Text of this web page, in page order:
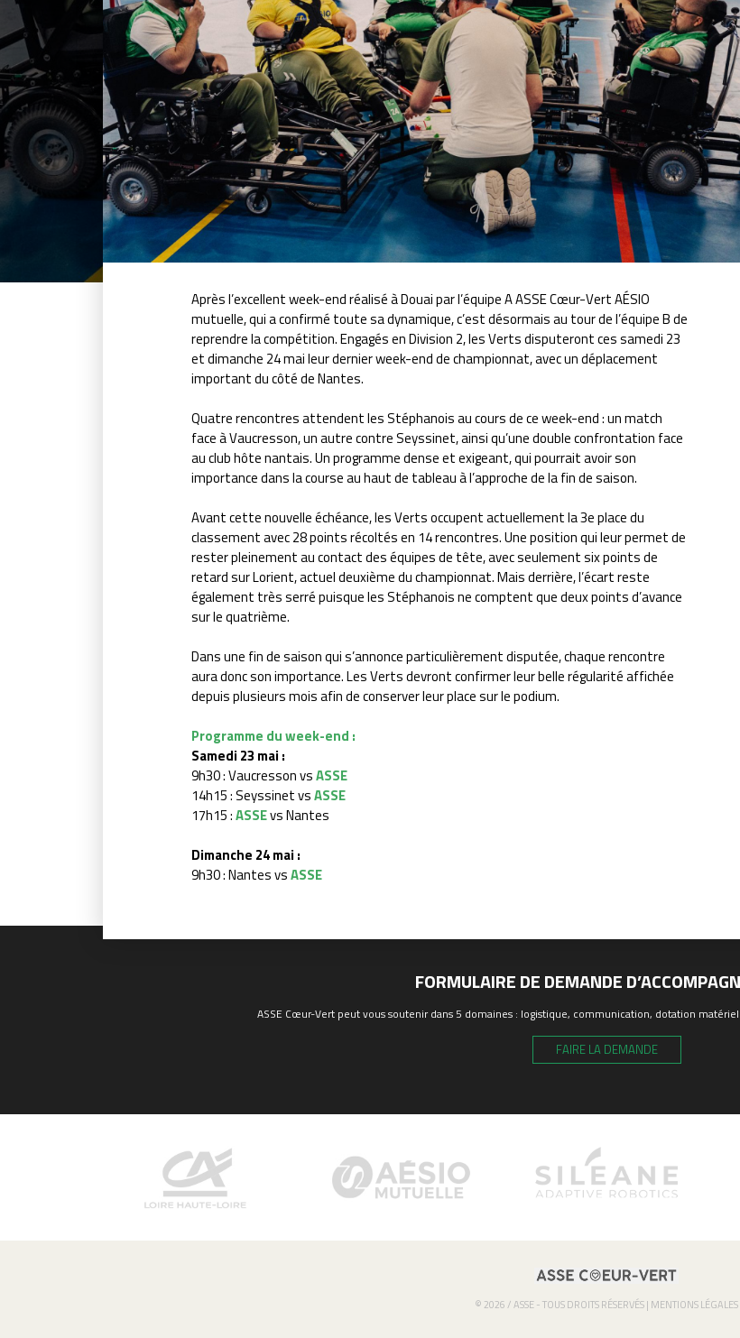
Après l’excellent week-end réalisé à Douai par l’équipe A ASSE Cœur-Vert AÉSIO
mutuelle, qui a confirmé toute sa dynamique, c’est désormais au tour de l’équipe B de
reprendre la compétition. Engagés en Division 2, les Verts disputeront ces samedi 23
et dimanche 24 mai leur dernier week-end de championnat, avec un déplacement
important du côté de Nantes.
Quatre rencontres attendent les Stéphanois au cours de ce week-end : un match
face à Vaucresson, un autre contre Seyssinet, ainsi qu’une double confrontation face
au club hôte nantais. Un programme dense et exigeant, qui pourrait avoir son
importance dans la course au haut de tableau à l’approche de la fin de saison.
Avant cette nouvelle échéance, les Verts occupent actuellement la 3e place du
classement avec 28 points récoltés en 14 rencontres. Une position qui leur permet de
rester pleinement au contact des équipes de tête, avec seulement six points de
retard sur Lorient, actuel deuxième du championnat. Mais derrière, l’écart reste
également très serré puisque les Stéphanois ne comptent que deux points d’avance
sur le quatrième.
Dans une fin de saison qui s’annonce particulièrement disputée, chaque rencontre
aura donc son importance. Les Verts devront confirmer leur belle régularité affichée
depuis plusieurs mois afin de conserver leur place sur le podium.
Programme du week-end :
Samedi 23 mai :
9h30 : Vaucresson vsASSE
14h15 : Seyssinet vsASSE
17h15 :ASSEvs Nantes
Dimanche 24 mai :
9h30 : Nantes vsASSE
FORMULAIRE DE DEMANDE
ASSE Cœur-Vert peut vous soutenir dans 5 domaines : logistique, communication, dotation
FAIRE LA DEMANDE
© 2026 / ASSE - TOUS DROITS RÉSERVÉS | MENTIONS LÉGALES